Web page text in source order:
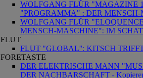
WOLFGANG FLÜR "MAGAZINE
"PROGRAMMA" : DER
WOLFGANG FLÜR
MENSCH-MASCHINE": IM
FLUT
FLUT "GLOBAL": KITSCH
FORETASTE
DER ELEKTRISCHE MANN
DER NACHBARSCHAFT -